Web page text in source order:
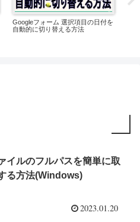
Googleフォーム 選択項目の日付を
自動的に切り替える方法
イルのフルパスを簡単に取
る方法(Windows)
2023.01.20